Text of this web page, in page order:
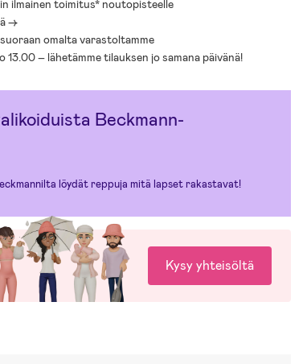
ilmainen toimitus* noutopisteelle
->
omalta varastoltamme
13.00 – lähetämme tilauksen jo samana päivänä!
Beckmann-
löydät reppuja mitä lapset rakastavat!
Kysy yhteisöltä